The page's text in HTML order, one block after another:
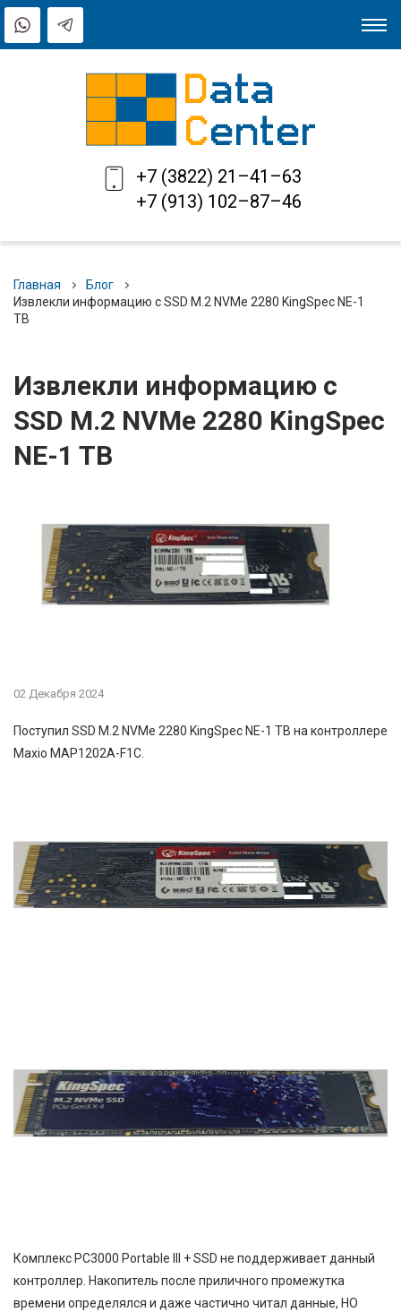
+7 (3822) 21–41–63
+7 (913) 102–87–46
Главная
Блог
Извлекли информацию с SSD M.2 NVMe 2280 KingSpec NE-1
TB
Извлекли информацию с
SSD M.2 NVMe 2280 KingSpec
NE-1 TB
02 Декабря 2024
Поступил SSD M.2 NVMe 2280 KingSpec NE-1 TB на контроллере
Maxio MAP1202A-F1C.
Комплекс PC3000 Portable III + SSD не поддерживает данный
контроллер. Накопитель после приличного промежутка
времени определялся и даже частично читал данные, НО